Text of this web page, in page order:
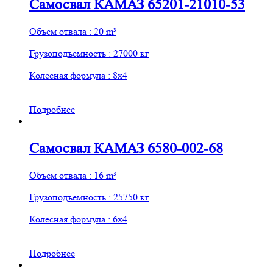
Самосвал КАМАЗ 65201-21010-53
Объем отвала : 20 m³
Грузоподъемность : 27000 кг
Колесная формула : 8х4
Подробнее
Самосвал КАМАЗ 6580-002-68
Объем отвала : 16 m³
Грузоподъемность : 25750 кг
Колесная формула : 6х4
Подробнее